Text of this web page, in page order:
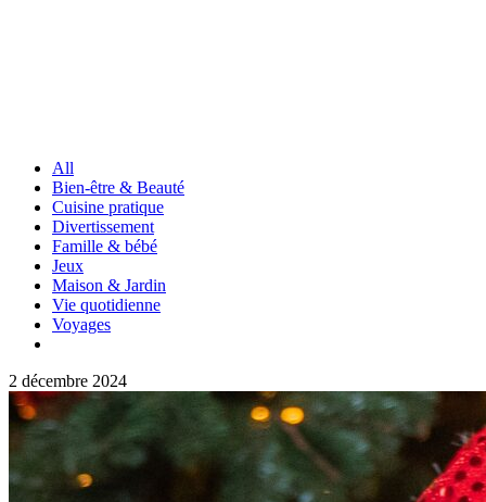
All
Bien-être & Beauté
Cuisine pratique
Divertissement
Famille & bébé
Jeux
Maison & Jardin
Vie quotidienne
Voyages
2 décembre 2024